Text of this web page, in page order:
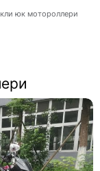
юк мотороллери